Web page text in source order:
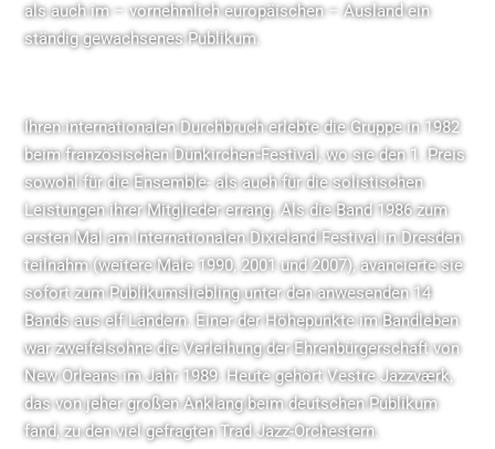
als auch im – vornehmlich europäischen – Ausland ein
ständig gewachsenes Publikum.
Ihren internationalen Durchbruch erlebte die Gruppe in 1982
beim französischen Dünkirchen-Festival, wo sie den 1. Preis
sowohl für die Ensemble- als auch für die solistischen
Leistungen ihrer Mitglieder errang. Als die Band 1986 zum
ersten Mal am Internationalen Dixieland Festival in Dresden
teilnahm (weitere Male 1990, 2001 und 2007), avancierte sie
sofort zum Publikumsliebling unter den anwesenden 14
Bands aus elf Ländern. Einer der Höhepunkte im Bandleben
war zweifelsohne die Verleihung der Ehrenbürgerschaft von
New Orleans im Jahr 1989. Heute gehört Vestre Jazzværk,
das von jeher großen Anklang beim deutschen Publikum
fand, zu den viel gefragten Trad Jazz-Orchestern.